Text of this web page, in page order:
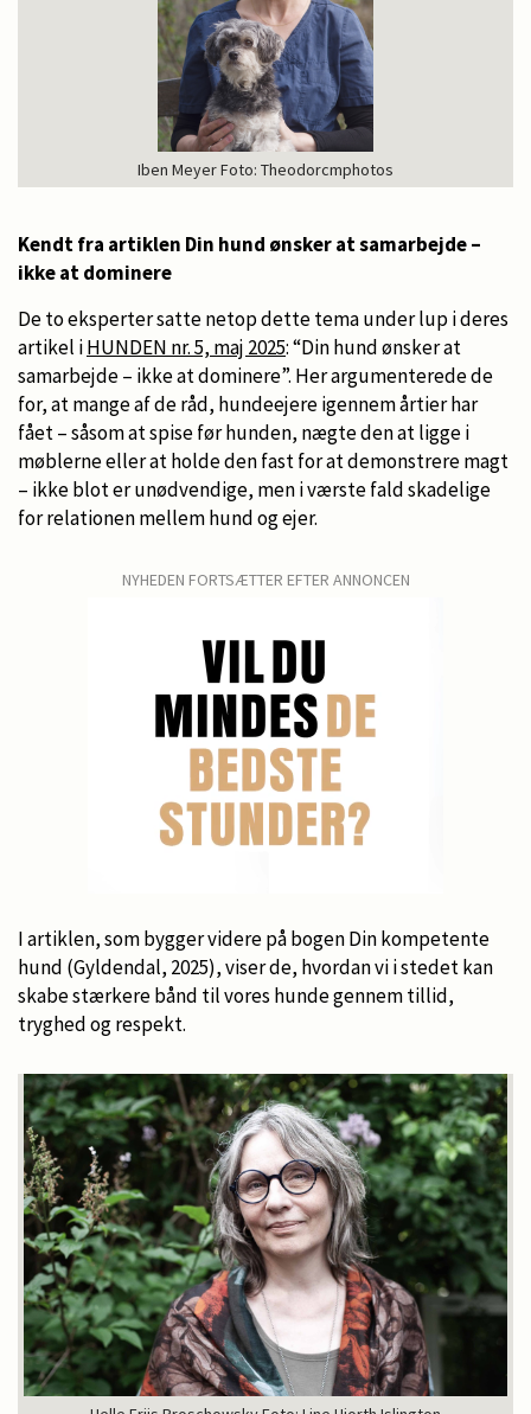
Iben Meyer Foto: Theodorcmphotos
Kendt fra artiklen Din hund ønsker at samarbejde –
ikke at dominere
De to eksperter satte netop dette tema under lup i deres
artikel iHUNDEN nr. 5, maj 2025: “Din hund ønsker at
samarbejde – ikke at dominere”. Her argumenterede de
for, at mange af de råd, hundeejere igennem årtier har
fået – såsom at spise før hunden, nægte den at ligge i
møblerne eller at holde den fast for at demonstrere magt
– ikke blot er unødvendige, men i værste fald skadelige
for relationen mellem hund og ejer.
NYHEDEN FORTSÆTTER EFTER ANNONCEN
I artiklen, som bygger videre på bogen Din kompetente
hund (Gyldendal, 2025), viser de, hvordan vi i stedet kan
skabe stærkere bånd til vores hunde gennem tillid,
tryghed og respekt.